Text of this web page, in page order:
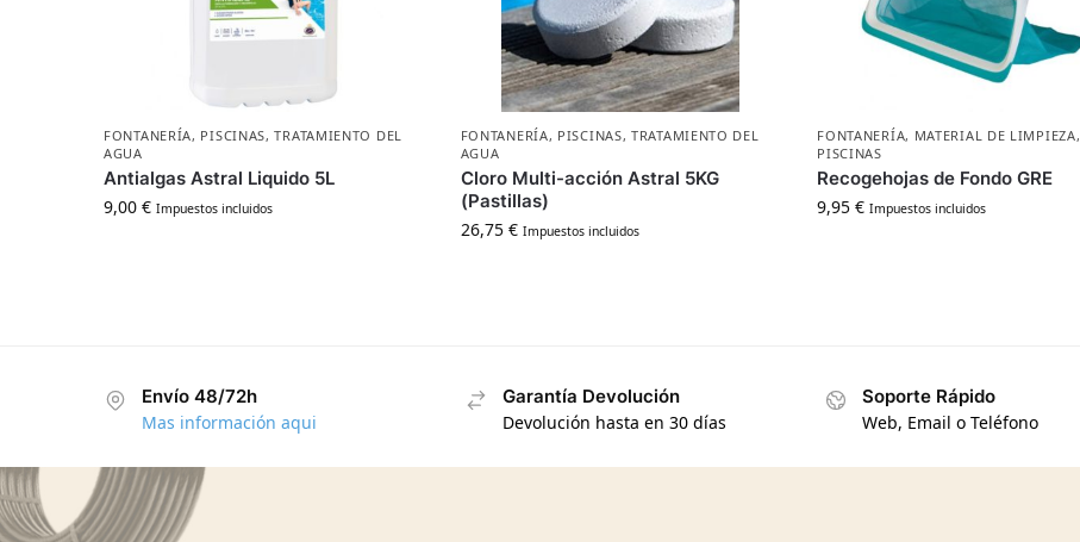
FONTANERÍA, PISCINAS,TRATAMIENTO DEL
AGUA
Antialgas Astral Liquido 5L
9,00€ Impuestos incluidos
FONTANERÍA, PISCINAS,TRATAMIENTO DEL
AGUA
Cloro Multi-acción Astral 5KG
(Pastillas)
26,75 € Impuestos incluidos
FONTANERÍA, MATERIAL DE LIMPIEZA,
PISCINAS
Recogehojas de Fondo GRE
9,95€ Impuestos incluidos
Envío 48/72h
Mas información aqui
Garantía Devolución
Devolución hasta en 30 días
Soporte Rápido
Web, Email o Teléfono